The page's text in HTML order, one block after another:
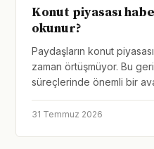
Konut piyasası
okunur?
Paydaşların konut
zaman örtüşmüyor. Bu
süreçlerinde önemli bir
31 Temmuz 2026